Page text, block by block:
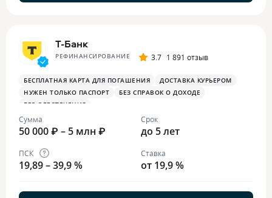
Т-Банк
РЕФИНАНСИРОВАНИЕ 3.7 1 891 отзыв
БЕСПЛАТНАЯ КАРТА ДЛЯ ПОГАШЕНИЯ
ДОСТАВКА КУРЬЕРОМ
НУЖЕН ТОЛЬКО ПАСПОРТ
БЕЗ СПРАВОК О ДОХОДЕ
БЕЗ ОБЕСПЕЧЕНИЯ
Сумма
50 000 ₽ – 5 млн ₽
Срок
до 5 лет
ПСК
19,89 – 39,9 %
Ставка
от 19,9 %